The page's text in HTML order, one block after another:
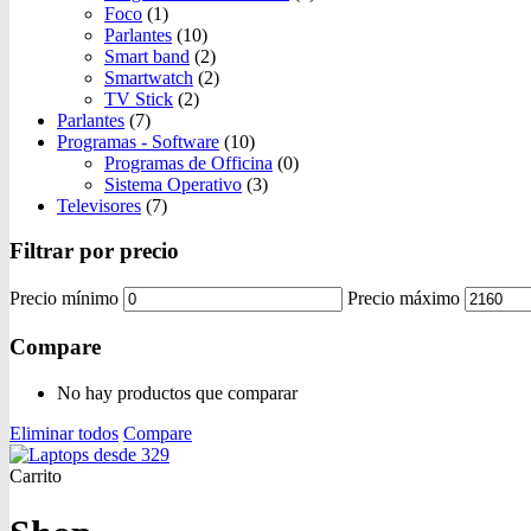
Foco (1)
Parlantes (10)
Smart band (2)
Smartwatch (2)
TV Stick (2)
Parlantes (7)
Programas - Software (10)
Programas de Officina (0)
Sistema Operativo (3)
Televisores (7)
Filtrar por precio
Precio mínimo Precio máximo
Compare
No hay productos que comparar
Eliminar todos Compare
Carrito